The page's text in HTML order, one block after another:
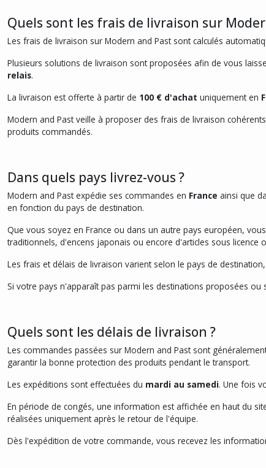
Quels sont les frais de livraison sur
Les frais de livraison sur Modern and Past sont calculés
Plusieurs solutions de livraison sont proposées afin de vous
relais.
La livraison est offerte à partir de 100 € d'achat uniquement en
Modern and Past veille à proposer des frais de livraison
produits commandés.
Dans quels pays livrez-vous ?
Modern and Past expédie ses commandes en France ainsi que
en fonction du pays de destination.
Que vous soyez en France ou dans un autre pays européen,
traditionnels, d'encens japonais ou encore d'articles sous licence
Les frais et délais de livraison varient selon le pays de
Si votre pays n'apparaît pas parmi les destinations proposées
Quels sont les délais de livraison ?
Les commandes passées sur Modern and Past sont
garantir la bonne protection des produits pendant le transport.
Les expéditions sont effectuées du mardi au samedi. Une fois
En période de congés, une information est affichée en haut du
réalisées uniquement après le retour de l'équipe.
Dès l'expédition de votre commande, vous recevez les